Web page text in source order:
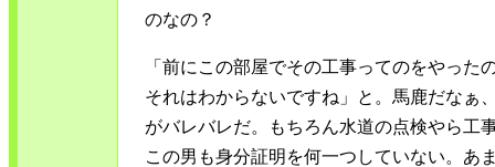
のなの？
「前にこの部屋でその工事ってのをやっ
それはわからないですね」と。馬鹿だなぁ
がバレバレだ。もちろん水道の点検やら工
この男も身分証明を何一つしていない。あ